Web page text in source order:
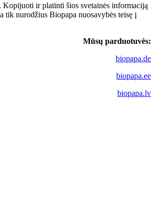
Kopijuoti ir platinti šios svetainės informaciją
tik nurodžius Biopapa nuosavybės teisę į
Mūsų parduotuvės:
biopapa.de
biopapa.ee
biopapa.lv